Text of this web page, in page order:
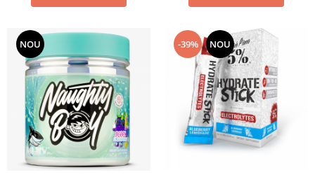
NOU -39% NOU